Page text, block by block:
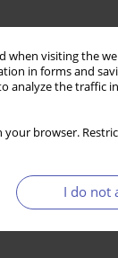
when visiting the
in forms and
analyze the traffic
your browser.
I do not